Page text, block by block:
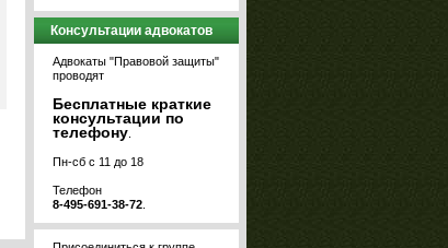
Консультации адвокатов
Адвокаты "Правовой защиты"
проводят
Бесплатные краткие
консультации по
телефону
Пн-сб с 11 до 18
Телефон
8-495-691-38-72